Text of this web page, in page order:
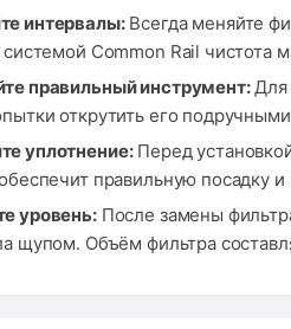
интервалы:Всегда меняйте
системой Common Rail чистота
правильный инструмент:Для
открутить его
уплотнение:Перед
правильную посадку
уровень:После замены
щупом. Объём фильтра